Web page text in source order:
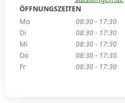
ÖFFNUNGSZEITEN
Mo
08:30 - 17:30
Di
08:30 - 17:30
Mi
08:30 - 17:30
Do
08:30 - 17:30
Fr
08:30 - 17:30